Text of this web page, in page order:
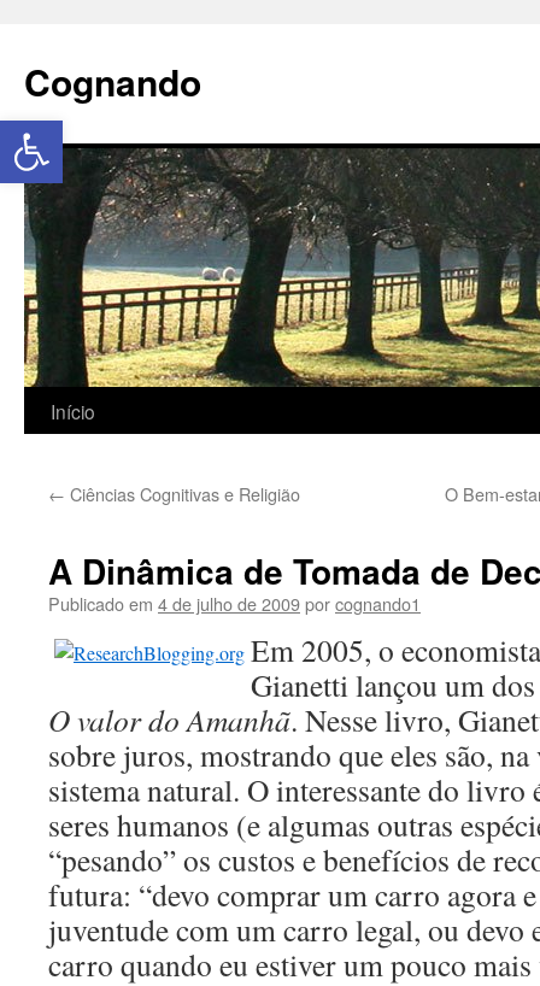
Abrir a barra de ferramentas
Cognando
Início
← Ciências Cognitivas e Religião O Bem-
A Dinâmica de Tomada de
Publicado em 4 de julho de 2009porcognando1
Em 2005, o
Gianetti lançou um
O valor do Amanhã. Nesse livro,
sobre juros, mostrando que eles são,
sistema natural. O interessante do livro
seres humanos (e algumas outras
“pesando” os custos e benefícios de
futura: “devo comprar um carro agora
juventude com um carro legal, ou devo
carro quando eu estiver um pouco mais